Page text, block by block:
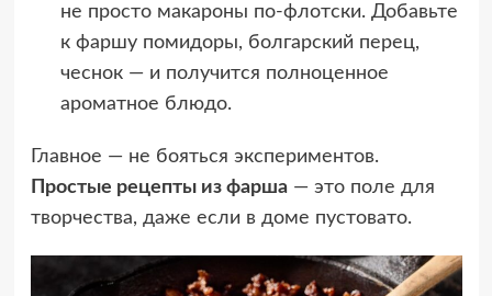
не просто макароны по-флотски. Добавьте
к фаршу помидоры, болгарский перец,
чеснок — и получится полноценное
ароматное блюдо.
Главное — не бояться экспериментов.
Простые рецепты из фарша— это поле для
творчества, даже если в доме пустовато.